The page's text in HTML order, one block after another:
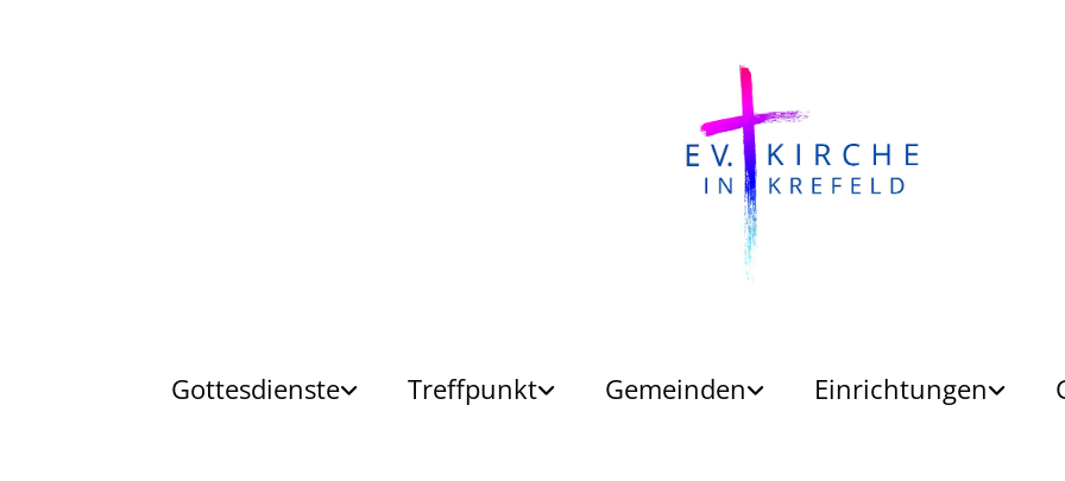
Gottesdienste Treffpunkt Gemeinden Einrichtungen